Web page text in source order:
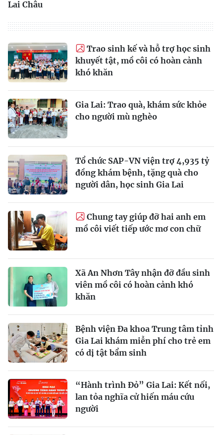
Lai Châu
Trao sinh kế và hỗ trợ học sinh
khuyết tật, mồ côi có hoàn cảnh
khó khăn
Gia Lai: Trao quà, khám sức khỏe
cho người mù nghèo
Tổ chức SAP-VN viện trợ 4,935 tỷ
đồng khám bệnh, tặng quà cho
người dân, học sinh Gia Lai
Chung tay giúp đỡ hai anh em
mồ côi viết tiếp ước mơ con chữ
Xã An Nhơn Tây nhận đỡ đầu sinh
viên mồ côi có hoàn cảnh khó
khăn
Bệnh viện Đa khoa Trung tâm tỉnh
Gia Lai khám miễn phí cho trẻ em
có dị tật bẩm sinh
“Hành trình Đỏ” Gia Lai: Kết nối,
lan tỏa nghĩa cử hiến máu cứu
người